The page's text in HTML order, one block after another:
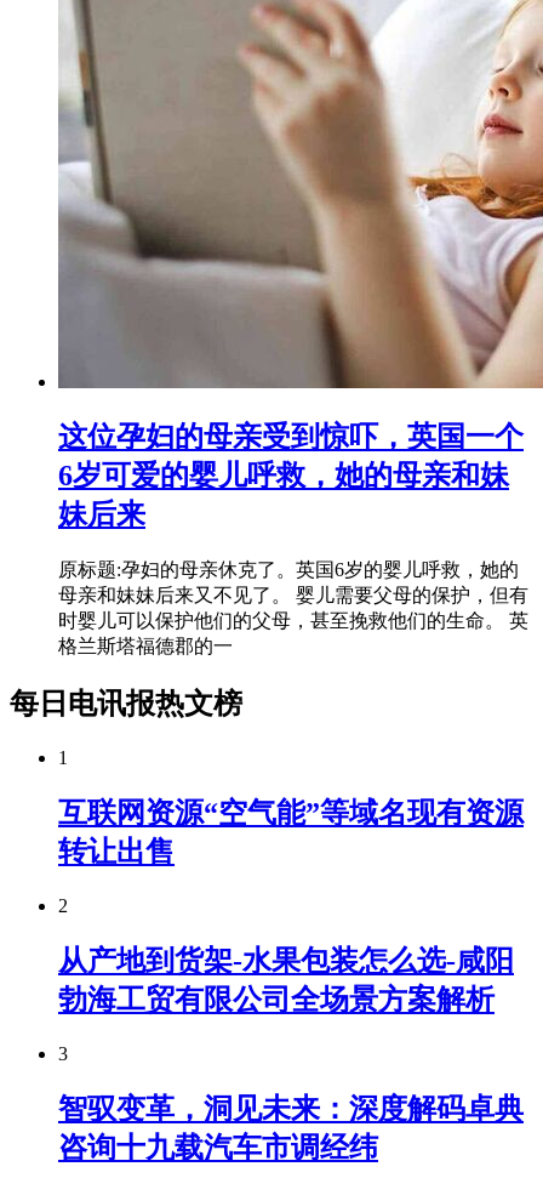
这位孕妇的母亲受到惊吓，英国一个
6岁可爱的婴儿呼救，她的母亲和妹
妹后来
原标题:孕妇的母亲休克了。英国6岁的婴儿呼救，她的
母亲和妹妹后来又不见了。 婴儿需要父母的保护，但有
时婴儿可以保护他们的父母，甚至挽救他们的生命。 英
格兰斯塔福德郡的一
每日电讯报热文榜
1
互联网资源“空气能”等域名现有资源
转让出售
2
从产地到货架-水果包装怎么选-咸阳
勃海工贸有限公司全场景方案解析
3
智驭变革，洞见未来：深度解码卓典
咨询十九载汽车市调经纬